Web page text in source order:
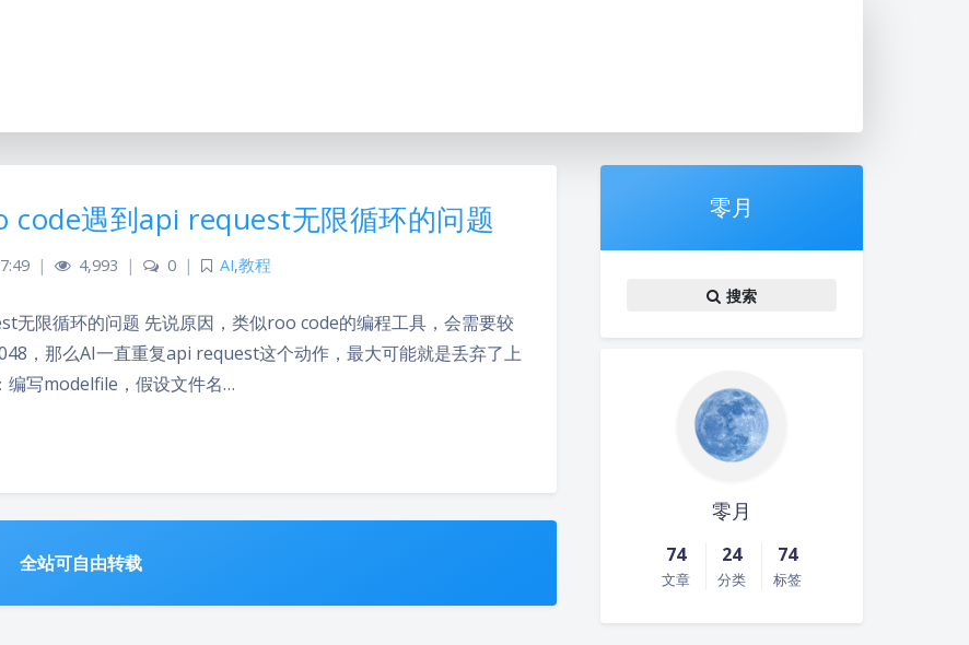
Sans Serif
浅阴影
日落 暗化
零月
搜索
零月
74
文章
24
分类
74
标签
遇到api request无限循环的问题
| 4,993 | 0 | AI,教程
限循环的问题 先说原因，类似roo code的编程工具，会需要较
，那么AI一直重复api request这个动作，最大可能就是丢弃了上
编写modelfile，假设文件名…
全站可自由转载